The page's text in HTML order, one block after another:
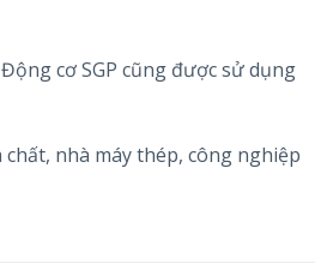
cơ SGP cũng được sử dụng
nhà máy thép, công nghiệp